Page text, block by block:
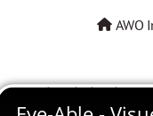
AWO
AWO als Arbeitgeber